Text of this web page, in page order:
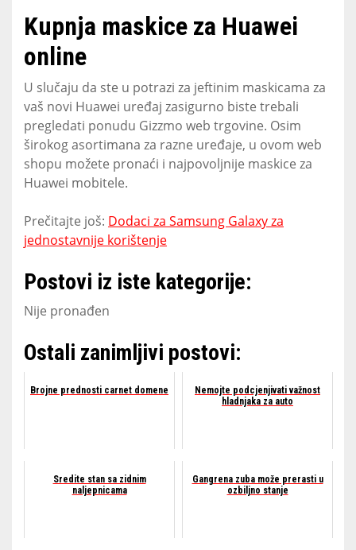
Kupnja maskice za Huawei
online
U slučaju da ste u potrazi za jeftinim maskicama za
vaš novi Huawei uređaj zasigurno biste trebali
pregledati ponudu Gizzmo web trgovine. Osim
širokog asortimana za razne uređaje, u ovom web
shopu možete pronaći i najpovoljnije maskice za
Huawei mobitele.
Prečitajte još: Dodaci za Samsung Galaxy za
jednostavnije korištenje
Postovi iz iste kategorije:
Nije pronađen
Ostali zanimljivi postovi:
Brojne prednosti carnet domene
Nemojte podcjenjivati važnost
hladnjaka za auto
Sredite stan sa zidnim
naljepnicama
Gangrena zuba može prerasti u
ozbiljno stanje